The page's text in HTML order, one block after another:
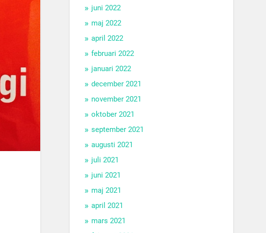
juni 2022
maj 2022
april 2022
februari 2022
januari 2022
december 2021
november 2021
oktober 2021
september 2021
augusti 2021
juli 2021
juni 2021
maj 2021
april 2021
mars 2021